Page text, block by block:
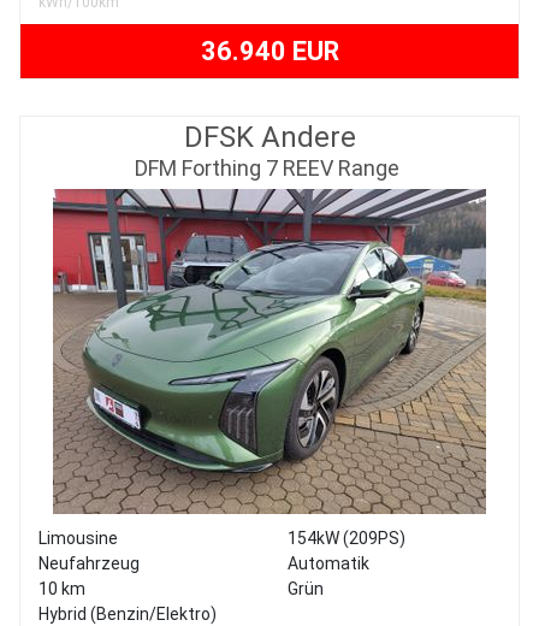
36.940 EUR
DFSK Andere
DFM Forthing 7 REEV Range
Limousine
Neufahrzeug
10 km
Hybrid (Benzin/Elektro)
154kW (209PS)
Automatik
Grün